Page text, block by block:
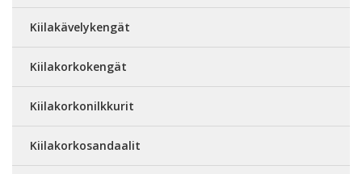
Kiilakävelykengät
Kiilakorkokengät
Kiilakorkonilkkurit
Kiilakorkosandaalit